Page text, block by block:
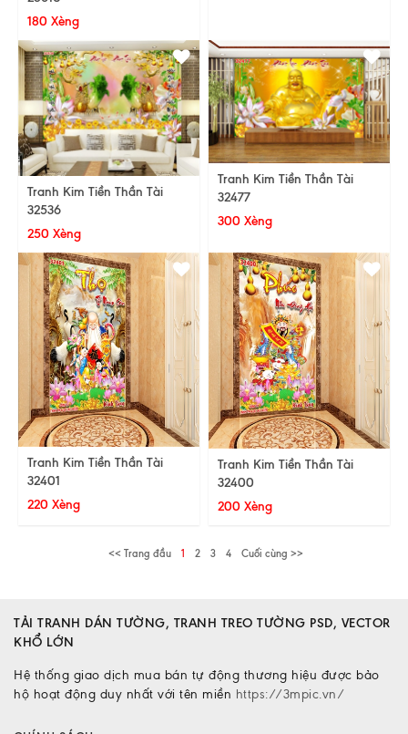
180 Xèng
Tranh Kim Tiền Thần Tài
32536
250 Xèng
Tranh Kim Tiền Thần Tài
32477
300 Xèng
Tranh Kim Tiền Thần Tài
32401
220 Xèng
Tranh Kim Tiền Thần Tài
32400
200 Xèng
<< Trang đầu 1 2 3 4 Cuối cùng >>
TẢI TRANH DÁN TƯỜNG, TRANH TREO TƯỜNG PSD, VECTOR
KHỔ LỚN
Hệ thống giao dịch mua bán tự động thương hiệu được bảo
hộ hoạt động duy nhất với tên miền https://3mpic.vn/